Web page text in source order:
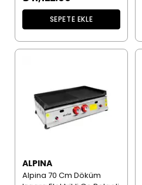
SEPETE EKLE
ALPINA
Alpina 70 Cm Döküm